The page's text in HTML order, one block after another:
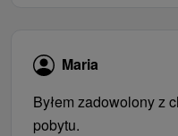
Maria
Byłem zadowolony z
pobytu.